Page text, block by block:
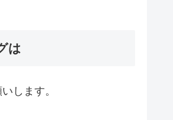
は
します。